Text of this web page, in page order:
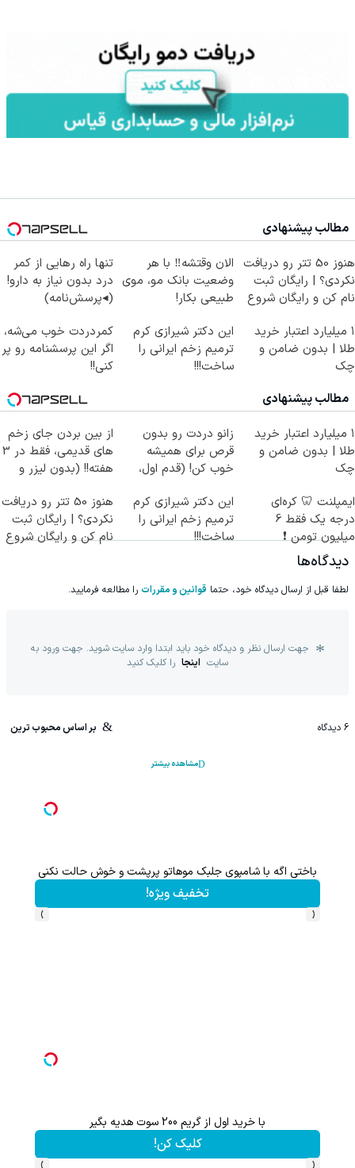
مطالب پیشنهادی
هنوز 50 تتر رو دریافت
نکردی؟ | رایگان ثبت
نام کن و رایگان شروع
الان وقتشه‼️ با هر
وضعیت بانک مو، موی
طبیعی بکار!
تنها راه رهایی از کمر
درد بدون نیاز به دارو!
(◂پرسش‌نامه)
۱ میلیارد اعتبار خرید
طلا | بدون ضامن و
چک
این دکتر شیرازی کرم
ترمیم زخم ایرانی را
ساخت!!!
کمردردت خوب می‌شه،
اگر این پرسشنامه رو پر
کنی!!
مطالب پیشنهادی
۱ میلیارد اعتبار خرید
طلا | بدون ضامن و
چک
زانو دردت رو بدون
قرص برای همیشه
خوب کن! (قدم اول،
از بین بردن جای زخم
های قدیمی، فقط در 3
هفته!! (بدون لیزر و
ایمپلنت 🦷 کره‌ای
درجه یک فقط 6
میلیون تومن ❗
این دکتر شیرازی کرم
ترمیم زخم ایرانی را
ساخت!!!
هنوز 50 تتر رو دریافت
نکردی؟ | رایگان ثبت
نام کن و رایگان شروع
دیدگاه‌ها
لطفا قبل از ارسال دیدگاه خود، حتما قوانین و مقررات را مطالعه فرمایید.
جهت ارسال نظر و دیدگاه خود باید ابتدا وارد سایت شوید. جهت ورود به
سایت اینجا را کلیک کنید
6 دیدگاه بر اساس محبوب ترین
مشاهده بیشتر
باختی اگه با شامپوی جلبک موهاتو پرپشت و خوش حالت نکنی
تخفیف ویژه!
‹
›
با خرید اول از گریم 200 سوت هدیه بگیر
کلیک کن!